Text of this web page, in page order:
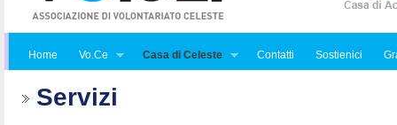
Home Vo.Ce Casa di Celeste Contatti Sostienici
Servizi